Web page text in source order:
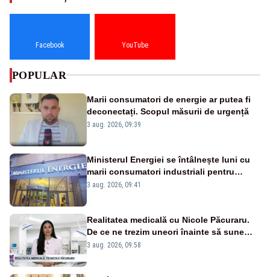
Facebook YouTube
POPULAR
Marii consumatori de energie ar putea fi
deconectați. Scopul măsurii de urgență
3 aug. 2026, 09:39
Ministerul Energiei se întâlnește luni cu
marii consumatori industriali pentru
reducerea voluntară a consumului de
3 aug. 2026, 09:41
Realitatea medicală cu Nicole Păcuraru.
De ce ne trezim uneori înainte să sune
alarma?
3 aug. 2026, 09:58